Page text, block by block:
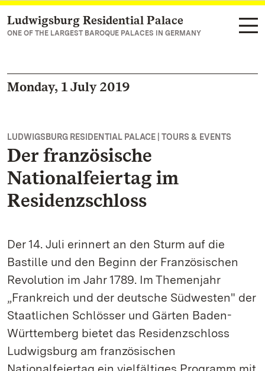
Navigate to main page
Ludwigsburg Residential Palace
ONE OF THE LARGEST BAROQUE PALACES IN GERMANY
Monday, 1 July 2019
LUDWIGSBURG RESIDENTIAL PALACE | TOURS & EVENTS
Der französische
Nationalfeiertag im
Residenzschloss
Der 14. Juli erinnert an den Sturm auf die
Bastille und den Beginn der Französischen
Revolution im Jahr 1789. Im Themenjahr
„Frankreich und der deutsche Südwesten" der
Staatlichen Schlösser und Gärten Baden-
Württemberg bietet das Residenzschloss
Ludwigsburg am französischen